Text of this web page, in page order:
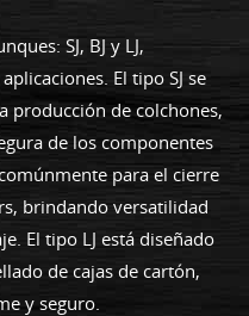
SJ, BJ y LJ,
El tipo SJ se
producción de colchones,
de los componentes
para el cierre
brindando versatilidad
El tipo LJ está diseñado
de cajas de cartón,
y seguro.